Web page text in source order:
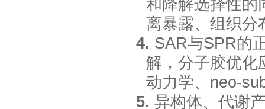
和降解选择性的
离暴露、组织分
4. SAR与SPR的
解，分子胶优化
动力学、neo-
5.异构体、代谢